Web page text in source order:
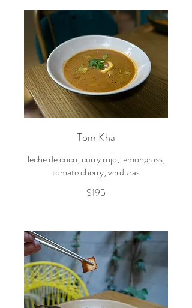
Tom Kha
leche de coco, curry rojo, lemongrass,
tomate cherry, verduras
$195